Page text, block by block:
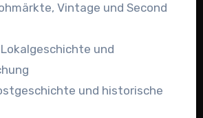
Vintage und Second
und
und historische